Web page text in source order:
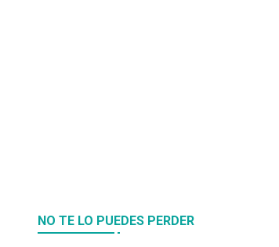
NO TE LO PUEDES PERDER